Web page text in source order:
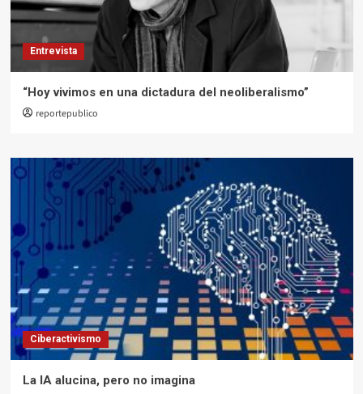
Entrevista
“Hoy vivimos en una dictadura del neoliberalismo”
reportepublico
Ciberactivismo
La IA alucina, pero no imagina